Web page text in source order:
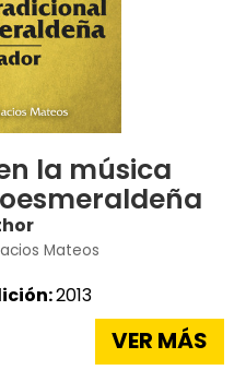
la música
Mateos
2013
VER MÁS